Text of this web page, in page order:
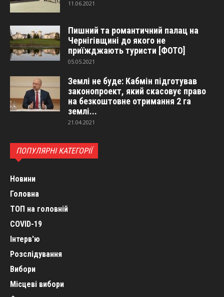
11.06.2021
Пишний та романтичний палац на
Чернігівщині до якого не
приїжджають туристи [ФОТО]
05.05.2021
Землі не буде: Кабмін підготував
законопроект, який скасовує право
на безкоштовне отримання 2 га
землі...
21.04.2021
ПОПУЛЯРНІ КАТЕГОРІЇ
Новини
Головна
ТОП на головній
COVID-19
Інтерв'ю
Розслідування
Вибори
Місцеві вибори